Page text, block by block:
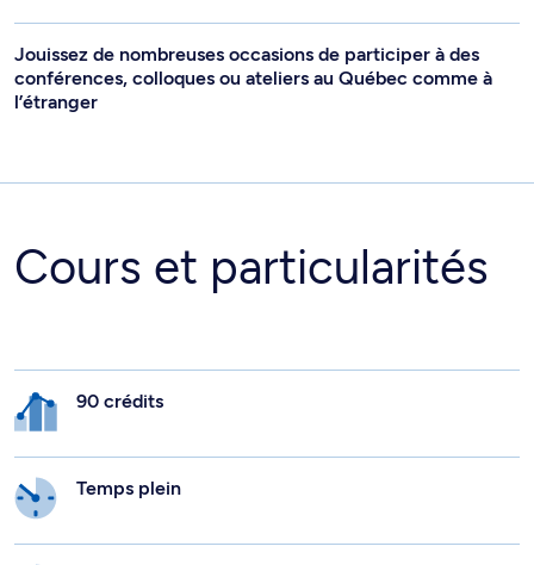
Jouissez de nombreuses occasions de participer à des
conférences, colloques ou ateliers au Québec comme à
l’étranger
Cours et particularités
90 crédits
Temps plein